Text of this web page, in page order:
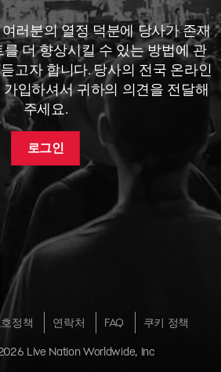
러분의 열정 덕분에 당사가 존재
더 향상시킬 수 있는 방법에 관
고자 합니다. 당사의 전국 온라인
입하셔서 귀하의 의견을 전달해
주세요.
로그인
정책 연락처 FAQ 쿠키 정책
Live Nation Worldwide, Inc